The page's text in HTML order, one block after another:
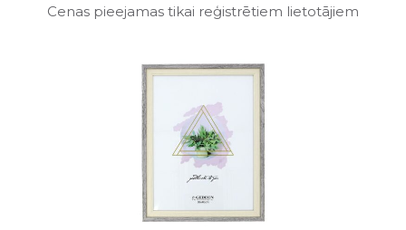
Cenas pieejamas tikai reģistrētiem lietotājiem